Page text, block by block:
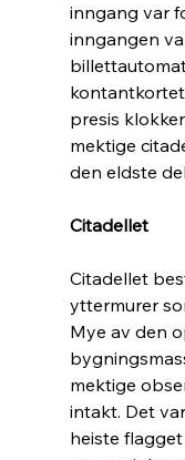
inngang var
inngangen
presis
mektige
den eldste
Citadellet
Citadellet
yttermurer
Mye av den
mektige
intakt. Det
heiste